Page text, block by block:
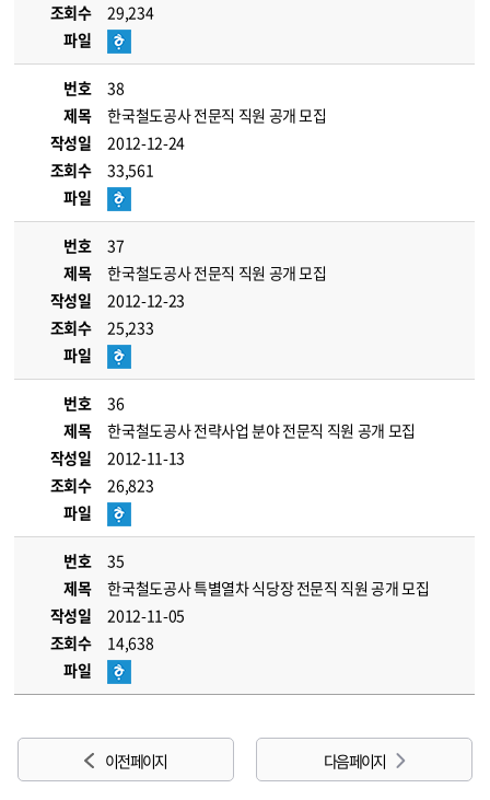
조회수
29,234
파일
번호
38
제목
한국철도공사 전문직 직원 공개 모집
작성일
2012-12-24
조회수
33,561
파일
번호
37
제목
한국철도공사 전문직 직원 공개 모집
작성일
2012-12-23
조회수
25,233
파일
번호
36
제목
한국철도공사 전략사업 분야 전문직 직원 공개 모집
작성일
2012-11-13
조회수
26,823
파일
번호
35
제목
한국철도공사 특별열차 식당장 전문직 직원 공개 모집
작성일
2012-11-05
조회수
14,638
파일
이전 페이지 다음 페이지